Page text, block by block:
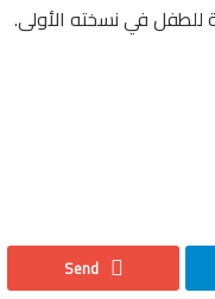
للطفل في نسخته الأولى.
Send